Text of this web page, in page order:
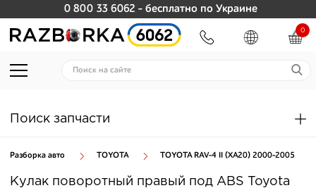
0 800 33 6062 - бесплатно по Украине
0
Поиск запчасти
Разборка авто TOYOTA TOYOTA RAV-4 II (XA20) 2000-2005
Кулак поворотный правый под ABS Toyota